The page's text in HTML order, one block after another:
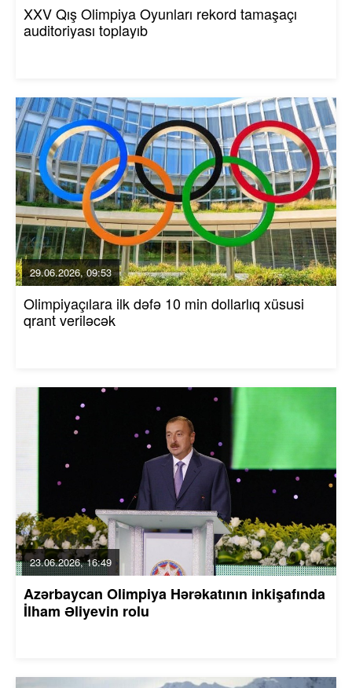
XXV Qış Olimpiya Oyunları rekord tamaşaçı
auditoriyası toplayıb
29.06.2026, 09:53
Olimpiyaçılara ilk dəfə 10 min dollarlıq xüsusi
qrant veriləcək
23.06.2026, 16:49
Azərbaycan Olimpiya Hərəkatının inkişafında
İlham Əliyevin rolu